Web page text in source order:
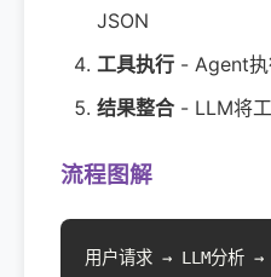
JSON
工具执行 - Agent执
结果整合 - LLM将
流程图解
用户请求 → LLM分析 →